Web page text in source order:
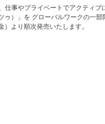
仕事やプライベートでアクティ
）」を グローバルワークの一部
）より順次発売いたします。